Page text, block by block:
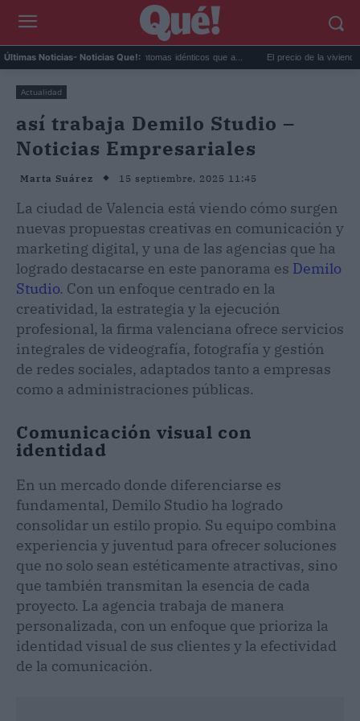
Últimas Noticias- Noticias Que!:
y ansiedad: síntomas idénticos que a... El precio de la vivienda en
Actualidad
así trabaja Demilo Studio –
Noticias Empresariales
Marta Suárez 15 septiembre, 2025 11:45
La ciudad de Valencia está viendo cómo surgen
nuevas propuestas creativas en comunicación y
marketing digital, y una de las agencias que ha
logrado destacarse en este panorama es Demilo
Studio. Con un enfoque centrado en la
creatividad, la estrategia y la ejecución
profesional, la firma valenciana ofrece servicios
integrales de videografía, fotografía y gestión
de redes sociales, adaptados tanto a empresas
como a administraciones públicas.
Comunicación visual con
identidad
En un mercado donde diferenciarse es
fundamental, Demilo Studio ha logrado
consolidar un estilo propio. Su equipo combina
experiencia y juventud para ofrecer soluciones
que no solo sean estéticamente atractivas, sino
que también transmitan la esencia de cada
proyecto. La agencia trabaja de manera
personalizada, con un enfoque que prioriza la
identidad visual de sus clientes y la efectividad
de la comunicación.